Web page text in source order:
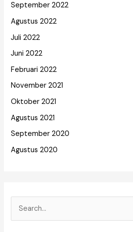
September 2022
Agustus 2022
Juli 2022
Juni 2022
Februari 2022
November 2021
Oktober 2021
Agustus 2021
September 2020
Agustus 2020